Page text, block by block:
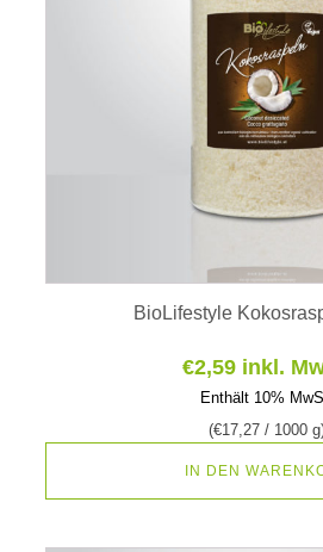
BioLifestyle
€2,59 inkl.
Enthält 10%
(€17,27 / 1000
IN DEN